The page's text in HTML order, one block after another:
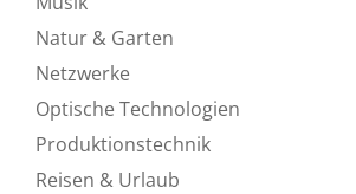
Natur & Garten
Netzwerke
Optische Technologien
Produktionstechnik
Reisen & Urlaub